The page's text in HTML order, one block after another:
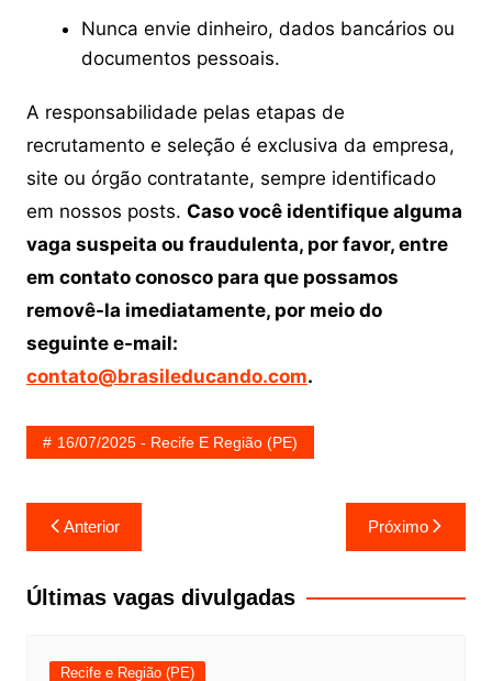
Nunca envie dinheiro, dados bancários ou
documentos pessoais.
A responsabilidade pelas etapas de
recrutamento e seleção é exclusiva da empresa,
site ou órgão contratante, sempre identificado
em nossos posts. Caso você identifique alguma
vaga suspeita ou fraudulenta, por favor, entre
em contato conosco para que possamos
removê-la imediatamente, por meio do
seguinte e-mail:
contato@brasileducando.com.
16/07/2025 - Recife E Região (PE)
Navegação
de
Post
Anterior Próximo
Últimas vagas divulgadas
Recife e Região (PE)